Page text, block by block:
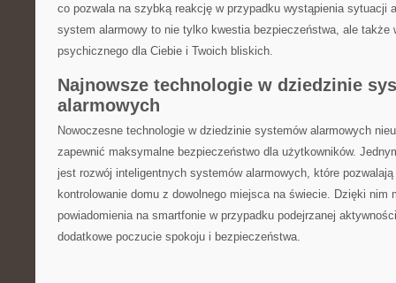
co​ pozwala ‍na szybką reakcję w przypadku‌ wystąpienia sytuacji
system alarmowy to nie tylko‍ kwestia bezpieczeństwa, ale także
psychicznego dla Ciebie‍ i Twoich bliskich.
Najnowsze technologie w dziedzinie
alarmowych
Nowoczesne ​technologie w⁤ dziedzinie​ systemów alarmowych
zapewnić maksymalne bezpieczeństwo dla użytkowników.⁣
jest ‍rozwój inteligentnych systemów alarmowych, które
kontrolowanie domu z dowolnego miejsca na świecie. ​Dzięki nim
powiadomienia​ na smartfonie w przypadku⁢ podejrzanej
dodatkowe⁣ poczucie spokoju i bezpieczeństwa.